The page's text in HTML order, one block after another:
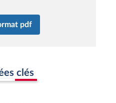
pdf
clés